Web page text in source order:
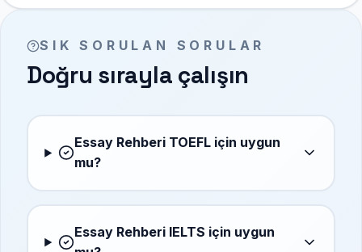
SIK SORULAN SORULAR
Doğru sırayla çalışın
Essay Rehberi TOEFL için uygun
mu?
Essay Rehberi IELTS için uygun